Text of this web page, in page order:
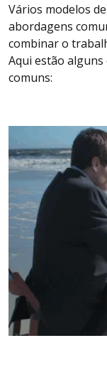
Vários modelos
abordagens
combinar o
Aqui estão
comuns: